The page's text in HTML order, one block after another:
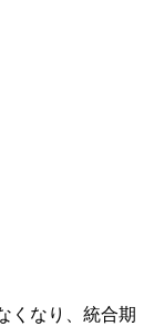
くなり、統合期